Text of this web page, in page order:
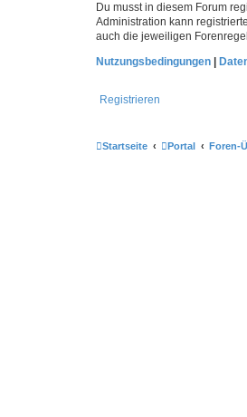
Du musst in diesem Forum
Administration kann
auch die jeweiligen
Nutzungsbedingungen
Registrieren
Startseite Portal Foren-